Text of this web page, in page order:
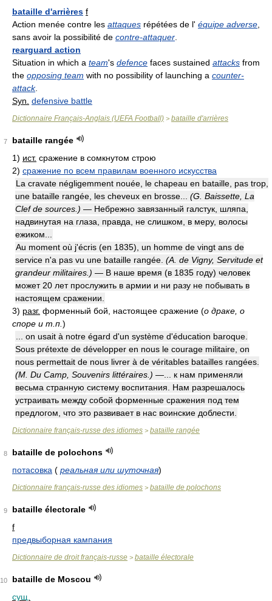
bataille d'arrières f
Action menée contre les attaques répétées de l' équipe adverse
sans avoir la possibilité de contre-attaquer
rearguard action
Situation in which a team's defence faces sustained attacks from
the opposing team with no possibility of launching a counter-
attack.
Syn. defensive battle
Dictionnaire Français-Anglais (UEFA Football) > bataille d'arrières
7
bataille rangée
1) ист. сражение в сомкнутом строю
2) сражение по всем правилам военного искусства
La cravate négligemment nouée, le chapeau en bataille, pas trop,
une bataille rangée, les cheveux en brosse... (G. Baissette, La
Clef de sources.) — Небрежно завязанный галстук, шляпа,
надвинутая на глаза, правда, не слишком, в меру, волосы
ежиком...
Au moment où j'écris (en 1835), un homme de vingt ans de
service n'a pas vu une bataille rangée. (A. de Vigny, Servitude et
grandeur militaires.) — В наше время (в 1835 году) человек
может 20 лет прослужить в армии и ни разу не побывать в
настоящем сражении.
3) разг. форменный бой, настоящее сражение (о драке, о
споре и т.п. )
... on usait à notre égard d'un système d'éducation baroque.
Sous prétexte de développer en nous le courage militaire, on
nous permettait de nous livrer à de véritables batailles rangées.
(M. Du Camp, Souvenirs littéraires.) —... к нам применяли
весьма странную систему воспитания. Нам разрешалось
устраивать между собой форменные сражения под тем
предлогом, что это развивает в нас воинские доблести.
Dictionnaire français-russe des idiomes > bataille rangée
8
bataille de polochons
потасовка ( реальная или шуточная)
Dictionnaire français-russe des idiomes > bataille de polochons
9
bataille électorale
f
предвыборная кампания
Dictionnaire de droit français-russe > bataille électorale
10
bataille de Moscou
сущ.